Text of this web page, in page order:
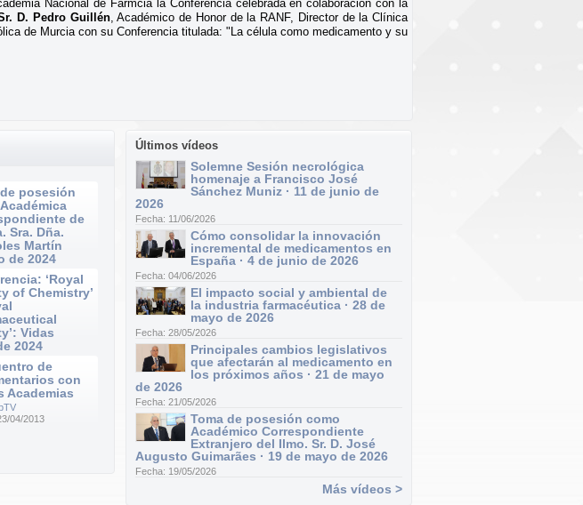
Nacional de Farmcia la Conferencia celebrada en colaboración con la
D. Pedro Guillén, Académico de Honor de la RANF, Director de la Clínica
de Murcia con su Conferencia titulada: "La célula como medicamento y su
Últimos vídeos
Solemne Sesión necrológica
homenaje a Francisco José
Sánchez Muniz · 11 de junio de
2026
Fecha: 11/06/2026
Cómo consolidar la innovación
incremental de medicamentos en
España · 4 de junio de 2026
Fecha: 04/06/2026
El impacto social y ambiental de
la industria farmacéutica · 28 de
mayo de 2026
Fecha: 28/05/2026
Principales cambios legislativos
que afectarán al medicamento en
los próximos años · 21 de mayo
de 2026
Fecha: 21/05/2026
Toma de posesión como
Académico Correspondiente
Extranjero del Ilmo. Sr. D. José
Augusto Guimarães · 19 de mayo de 2026
Fecha: 19/05/2026
Más vídeos >
posesión
de
Sra. Dña.
Martín
de 2024
‘Royal
of Chemistry’
Vidas
2024
de
con
Academias
04/2013